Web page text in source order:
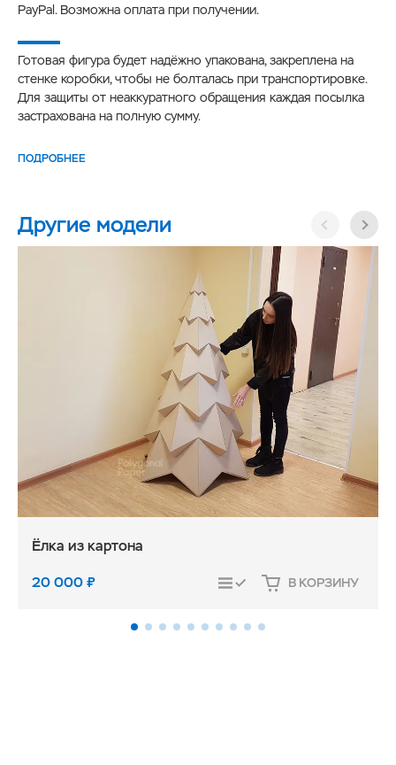
PayPal. Возможна оплата при получении.
Готовая фигура будет надёжно упакована, закреплена на
стенке коробки, чтобы не болталась при транспортировке.
Для защиты от неаккуратного обращения каждая посылка
застрахована на полную сумму.
ПОДРОБНЕЕ
Другие модели
Ёлка из картона
20 000₽ СРАВНИТЬ В КОРЗИНУ